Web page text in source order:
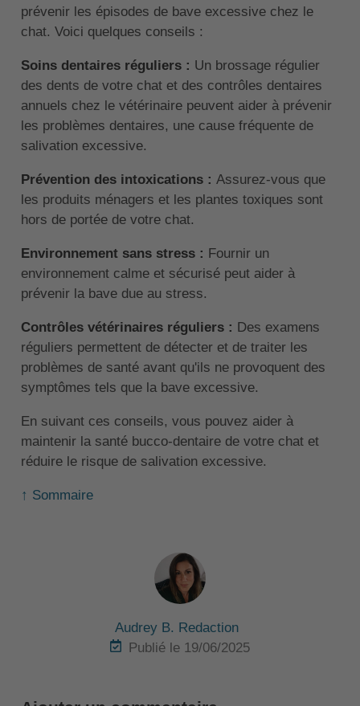
prévenir les épisodes de bave excessive chez le
chat. Voici quelques conseils :
Soins dentaires réguliers : Un brossage régulier
des dents de votre chat et des contrôles dentaires
annuels chez le vétérinaire peuvent aider à prévenir
les problèmes dentaires, une cause fréquente de
salivation excessive.
Prévention des intoxications : Assurez-vous que
les produits ménagers et les plantes toxiques sont
hors de portée de votre chat.
Environnement sans stress : Fournir un
environnement calme et sécurisé peut aider à
prévenir la bave due au stress.
Contrôles vétérinaires réguliers : Des examens
réguliers permettent de détecter et de traiter les
problèmes de santé avant qu'ils ne provoquent des
symptômes tels que la bave excessive.
En suivant ces conseils, vous pouvez aider à
maintenir la santé bucco-dentaire de votre chat et
réduire le risque de salivation excessive.
↑ Sommaire
Audrey B. Redaction
Publié le 19/06/2025